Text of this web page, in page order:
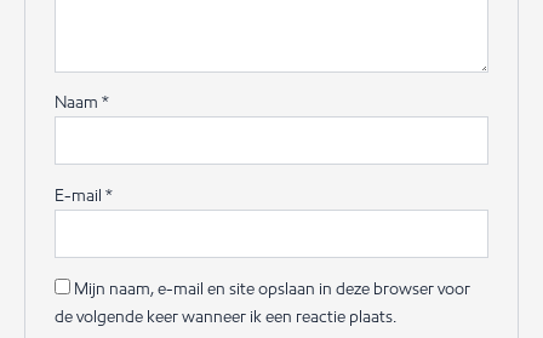
Naam*
E-mail*
Mijn naam, e-mail en site opslaan in deze browser voor
de volgende keer wanneer ik een reactie plaats.